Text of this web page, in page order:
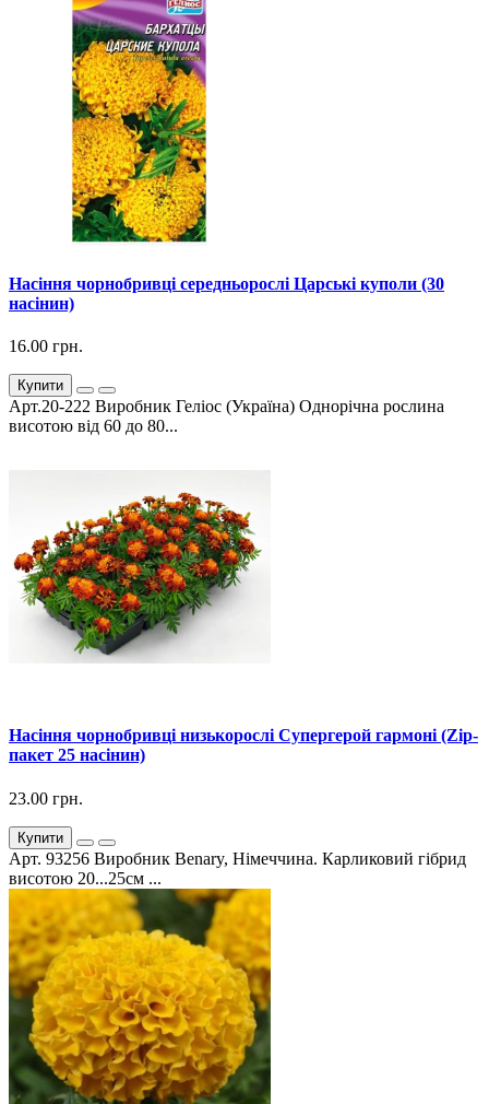
Насіння чорнобривці середньорослі Царські куполи (30
насінин)
16.00 грн.
Купити
Арт.20-222 Виробник Геліос (Україна) Однорічна рослина
висотою від 60 до 80...
Насіння чорнобривці низькорослі Супергерой гармоні (Zip-
пакет 25 насінин)
23.00 грн.
Купити
Арт. 93256 Виробник Benary, Німеччина. Карликовий гібрид
висотою 20...25см ...